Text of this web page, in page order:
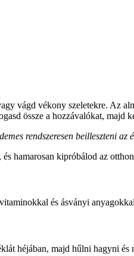
vágd vékony szeletekre. Az
össze a hozzávalókat, majd
rendszeresen beilleszteni az
hamarosan kipróbálod az
és ásványi
héjában, majd hűlni hagyni